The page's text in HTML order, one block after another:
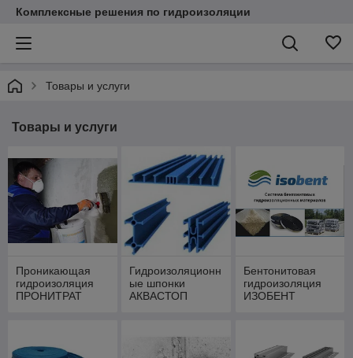
Комплексные решения по гидроизоляции
Товары и услуги
Товары и услуги
Проникающая
гидроизоляция
ПРОНИТРАТ
Гидроизоляционн
ые шпонки
АКВАСТОП
Бентонитовая
гидроизоляция
ИЗОБЕНТ